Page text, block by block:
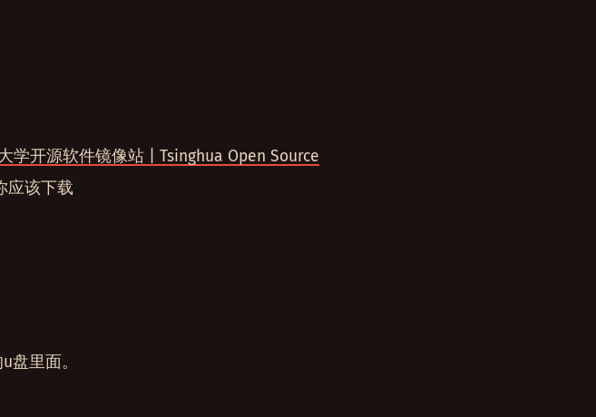
开源软件镜像站 | Tsinghua Open Source
应该下载
盘里面。